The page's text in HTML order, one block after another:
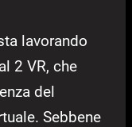
lavorando
2 VR, che
del
Sebbene